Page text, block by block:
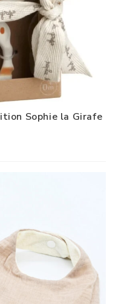
Sophie la Girafe